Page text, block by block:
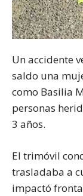
Un accidente
saldo una
como Basilia
personas
3 años.
El trimóvil
trasladaba a
impactó